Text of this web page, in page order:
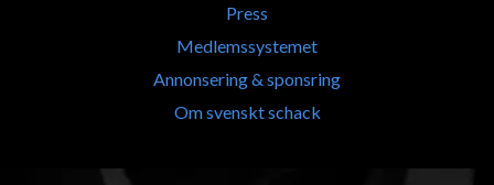
Press
Medlemssystemet
Annonsering & sponsring
Om svenskt schack